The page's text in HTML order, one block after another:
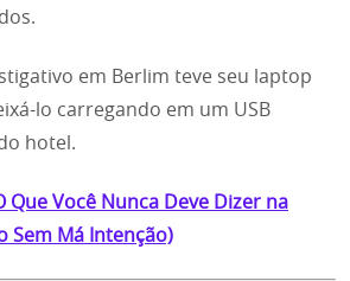
em Berlim teve seu laptop
lo carregando em um USB
hotel.
Que Você Nunca Deve Dizer na
Sem Má Intenção)